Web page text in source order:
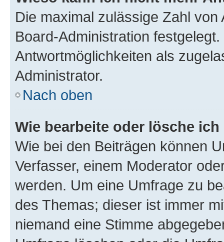
Die maximal zulässige Zahl
Board-Administration
Antwortmöglichkeiten als
Administrator.
Nach oben
Wie bearbeite oder lösche
Wie bei den Beiträgen können
Verfasser, einem Moderator
werden. Um eine Umfrage zu
des Themas; dieser ist immer
niemand eine Stimme